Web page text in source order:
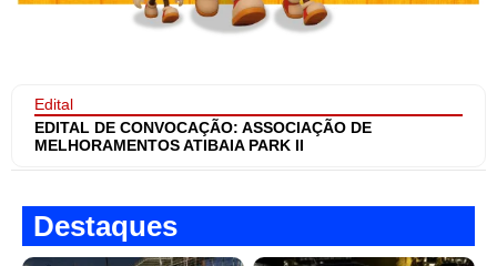
Edital
EDITAL DE CONVOCAÇÃO: ASSOCIAÇÃO DE
MELHORAMENTOS ATIBAIA PARK II
Destaques